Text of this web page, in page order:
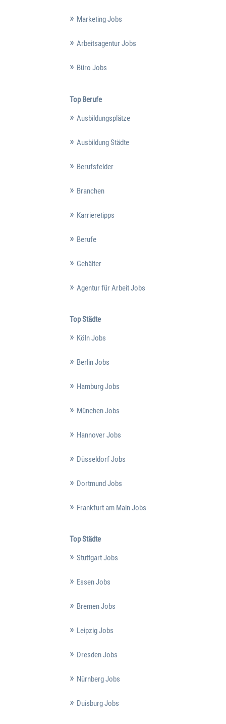
Marketing Jobs
Arbeitsagentur Jobs
Büro Jobs
Top Berufe
Ausbildungsplätze
Ausbildung Städte
Berufsfelder
Branchen
Karrieretipps
Berufe
Gehälter
Agentur für Arbeit Jobs
Top Städte
Köln Jobs
Berlin Jobs
Hamburg Jobs
München Jobs
Hannover Jobs
Düsseldorf Jobs
Dortmund Jobs
Frankfurt am Main Jobs
Top Städte
Stuttgart Jobs
Essen Jobs
Bremen Jobs
Leipzig Jobs
Dresden Jobs
Nürnberg Jobs
Duisburg Jobs